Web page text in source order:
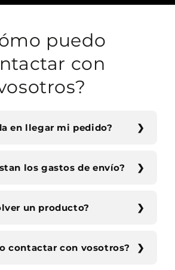
puedo
con
en llegar mi pedido?
los gastos de envío?
un producto?
contactar con vosotros?